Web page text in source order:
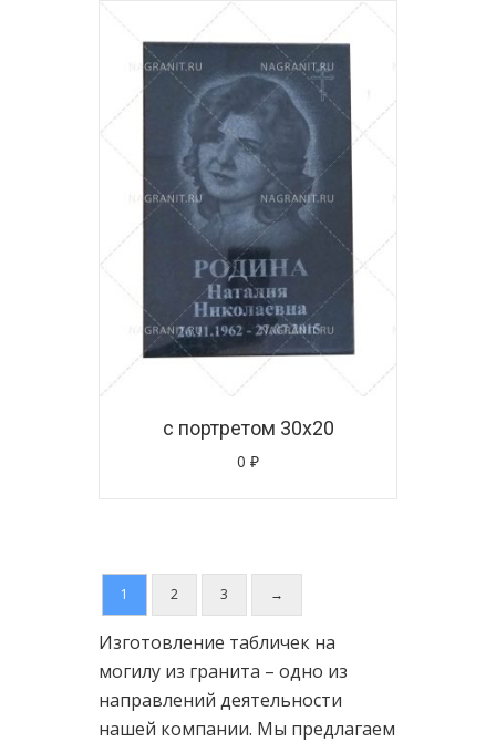
с портретом 30х20
0 ₽
1 2 3 →
Изготовление табличек на
могилу из гранита – одно из
направлений деятельности
нашей компании. Мы предлагаем